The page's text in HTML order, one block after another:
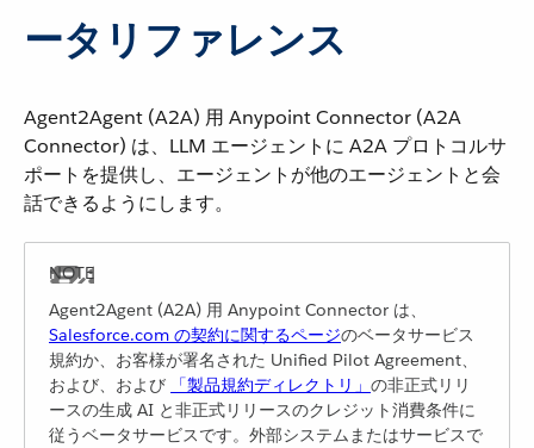
ータリファレンス
Agent2Agent (A2A) 用 Anypoint Connector (A2A
Connector) は、LLM エージェントに A2A プロトコルサ
ポートを提供し、エージェントが他のエージェントと会
話できるようにします。
Agent2Agent (A2A) 用 Anypoint Connector は、
Salesforce.com の契約に関するページ​のベータサービス
規約か、お客様が署名された Unified Pilot Agreement、
および、および
「製品規約ディレクトリ」 ​の非正式リリ
ースの生成 AI と非正式リリースのクレジット消費条件に
従うベータサービスです。外部システムまたはサービスで